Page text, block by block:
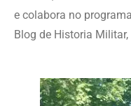
e colabora no
Blog de Historia Militar,